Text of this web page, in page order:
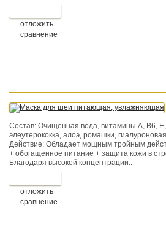
отложить
сравнение
Состав: Очищенная вода, витамины A, B6, E,
элеутерококка, алоэ, ромашки,
Действие: Обладает мощным тройным
+ обогащенное питание + защита кожи в
Благодаря высокой концентрации..
отложить
сравнение